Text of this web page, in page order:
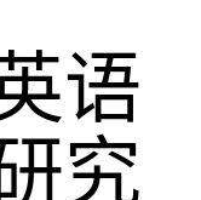
语
究